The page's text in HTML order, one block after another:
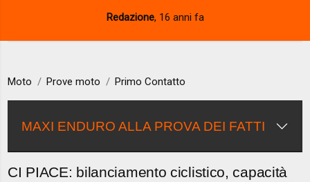
Redazione, 16 anni fa
Moto Prove moto Primo Contatto
MAXI ENDURO ALLA PROVA DEI FATTI
CI PIACE: bilanciamento ciclistico, capacità